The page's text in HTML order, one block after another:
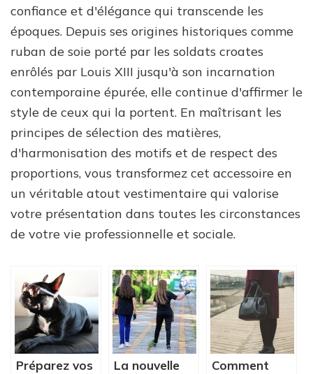
confiance et d'élégance qui transcende les
époques. Depuis ses origines historiques comme
ruban de soie porté par les soldats croates
enrôlés par Louis XIII jusqu'à son incarnation
contemporaine épurée, elle continue d'affirmer le
style de ceux qui la portent. En maîtrisant les
principes de sélection des matières,
d'harmonisation des motifs et de respect des
proportions, vous transformez cet accessoire en
un véritable atout vestimentaire qui valorise
votre présentation dans toutes les circonstances
de votre vie professionnelle et sociale.
Préparez vos
La nouvelle
Comment